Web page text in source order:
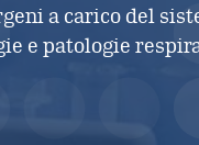
a carico del
e patologie